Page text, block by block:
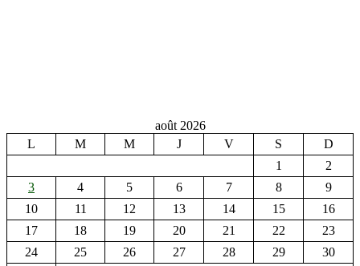
août 2026
L
M M J V S
D
1
2
3
4 5 6 7 8
9
10
11 12 13 14 15
16
17
18 19 20 21 22
23
24
25 26 27 28 29
30